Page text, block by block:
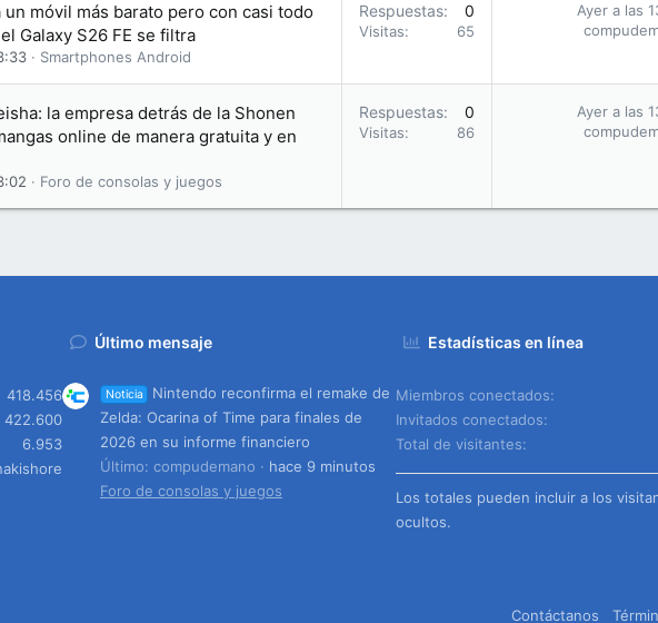
un móvil más barato pero con casi todo
Galaxy S26 FE se filtra
Smartphones Android
Respuestas 0
Visitas 65
Ayer a las
la empresa detrás de la Shonen
online de manera gratuita y en
Foro de consolas y juegos
Respuestas 0
Visitas 86
Ayer a las
418.456
422.600
6.953
Último mensaje
Noticia
Nintendo reconfirma el remake de
Zelda: Ocarina of Time para finales de
2026 en su informe financiero
Último: compudemano
hace 9 minutos
Foro de consolas y juegos
Estadísticas en línea
Miembros conectados
Invitados conectados
Total de visitantes
Los totales pueden incluir a los
ocultos.
Contáctanos